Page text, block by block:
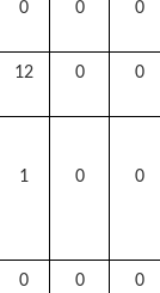
0 0 0
12 0 0
1 0 0
0 0 0